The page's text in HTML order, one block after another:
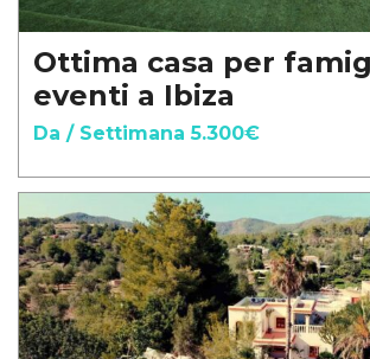
Ottima casa per
eventi a Ibiza
Da / Settimana 5.300€